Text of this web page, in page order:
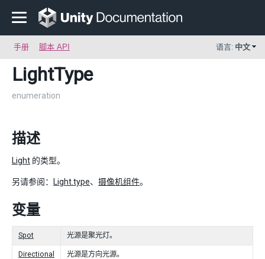
手册 脚本 API 语言: 中文
LightType
enumeration
描述
Light 的类型。
另请参阅： Light.type、 摄像机组件。
变量
Spot 光源是聚光灯。
Directional 光源是方向光源。